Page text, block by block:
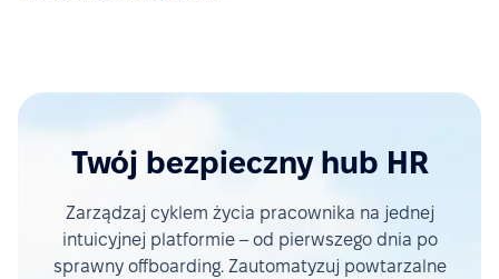
Twój bezpieczny hub HR
Zarządzaj cyklem życia pracownika na jednej
intuicyjnej platformie – od pierwszego dnia po
sprawny offboarding. Zautomatyzuj powtarzalne